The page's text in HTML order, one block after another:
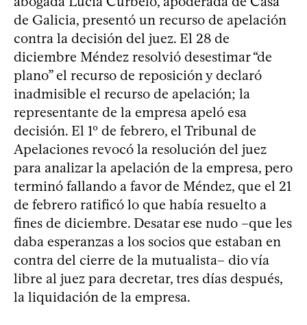
de Galicia, presentó un recurso de apelación
contra la decisión del juez. El 28 de
diciembre Méndez resolvió desestimar “de
plano” el recurso de reposición y declaró
inadmisible el recurso de apelación; la
representante de la empresa apeló esa
decisión. El 1º de febrero, el Tribunal de
Apelaciones revocó la resolución del juez
para analizar la apelación de la empresa, pero
terminó fallando a favor de Méndez, que el 21
de febrero ratificó lo que había resuelto a
fines de diciembre. Desatar ese nudo –que les
daba esperanzas a los socios que estaban en
contra del cierre de la mutualista– dio vía
libre al juez para decretar, tres días después,
la liquidación de la empresa.